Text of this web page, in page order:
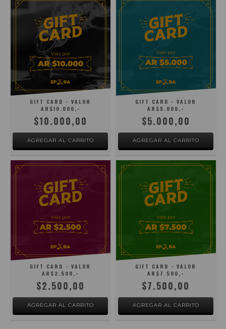
GIFT CARD - VALOR
AR$10.000,-
$10.000,00
GIFT CARD - VALOR
AR$5.000,-
$5.000,00
GIFT CARD - VALOR
AR$2.500,-
$2.500,00
GIFT CARD - VALOR
AR$7.500,-
$7.500,00